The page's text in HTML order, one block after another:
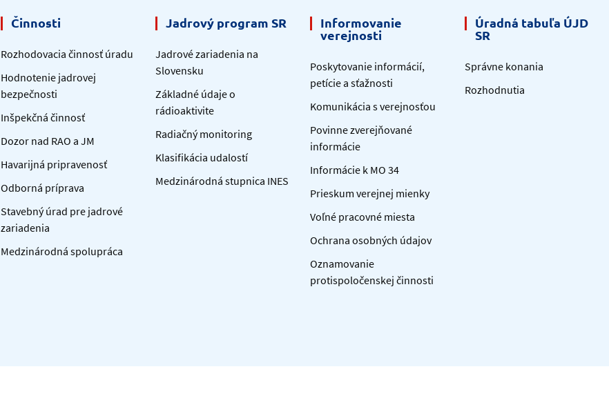
Činnosti
Rozhodovacia činnosť úradu
Hodnotenie jadrovej
bezpečnosti
Inšpekčná činnosť
Dozor nad RAO a JM
Havarijná pripravenosť
Odborná príprava
Stavebný úrad pre jadrové
zariadenia
Medzinárodná spolupráca
Jadrový program SR
Jadrové zariadenia na
Slovensku
Základné údaje o
rádioaktivite
Radiačný monitoring
Klasifikácia udalostí
Medzinárodná stupnica INES
Informovanie
verejnosti
Poskytovanie informácií,
petície a sťažnosti
Komunikácia s verejnosťou
Povinne zverejňované
informácie
Informácie k MO 34
Prieskum verejnej mienky
Voľné pracovné miesta
Ochrana osobných údajov
Oznamovanie
protispoločenskej činnosti
Úradná tabuľa ÚJD
SR
Správne konania
Rozhodnutia